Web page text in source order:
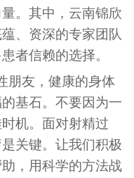
。其中，云南锦欣
、资深的专家团队
者信赖的选择。
朋友，健康的身体
基石。不要因为一
机。面对射精过
关键。让我们积极
，用科学的方法战